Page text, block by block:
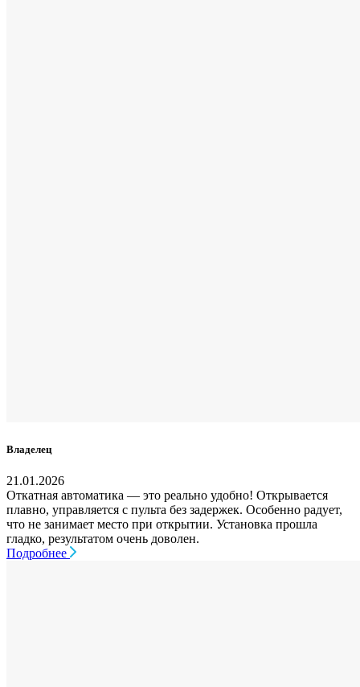
Владелец
21.01.2026
Откатная автоматика — это реально удобно! Открывается
плавно, управляется с пульта без задержек. Особенно радует,
что не занимает место при открытии. Установка прошла
гладко, результатом очень доволен.
Подробнее